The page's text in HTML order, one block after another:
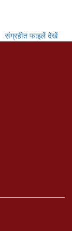
संग्रहीत फाइलें देखें